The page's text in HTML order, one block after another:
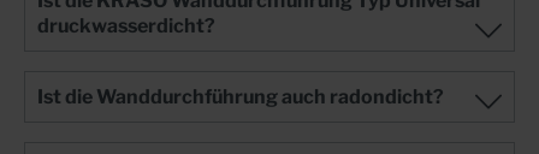
druckwasserdicht?
Ist die Wanddurchführung auch radondicht?